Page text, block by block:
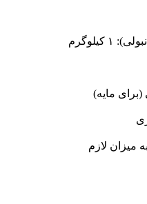
میزان لازم